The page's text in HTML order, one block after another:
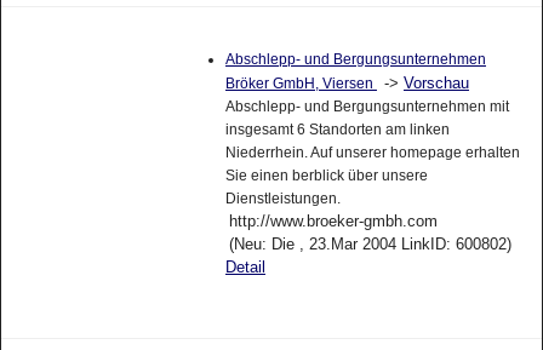
Abschlepp- und Bergungsunternehmen
Bröker GmbH, Viersen
-> Vorschau
Abschlepp- und Bergungsunternehmen mit
insgesamt 6 Standorten am linken
Niederrhein. Auf unserer homepage erhalten
Sie einen berblick über unsere
Dienstleistungen.
http://www.broeker-gmbh.com
(Neu: Die , 23.Mar 2004 LinkID: 600802)
Detail